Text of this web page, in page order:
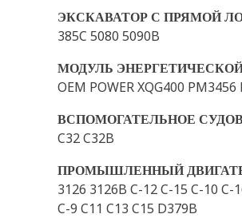
ЭКСКАВАТОР С ПРЯМОЙ
385C 5080 5090B
МОДУЛЬ
OEM POWER XQG400
ВСПОМОГАТЕЛЬНОЕ
C32 C32B
ПРОМЫШЛЕННЫЙ
3126 3126B C-12 C-15 C-10 C-
C-9 C11 C13 C15 D379B